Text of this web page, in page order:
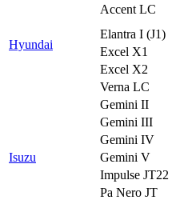
Hyundai
Accent LC
Elantra I (J1)
Excel X1
Excel X2
Verna LC
Isuzu
Gemini II
Gemini III
Gemini IV
Gemini V
Impulse JT22
Pa Nero JT